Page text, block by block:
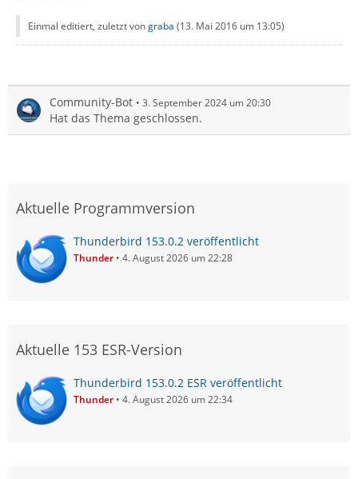
Einmal editiert, zuletzt vongraba (13. Mai 2016 um 13:05)
Community-Bot 3. September 2024 um 20:30
Hat das Thema geschlossen.
Aktuelle Programmversion
Thunderbird 153.0.2 veröffentlicht
Thunder 4. August 2026 um 22:28
Aktuelle 153 ESR-Version
Thunderbird 153.0.2 ESR veröffentlicht
Thunder 4. August 2026 um 22:34